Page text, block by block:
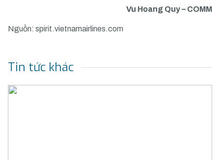
Vu Hoang Quy – COMM
Nguồn: spirit.vietnamairlines.com
Tin tức khác